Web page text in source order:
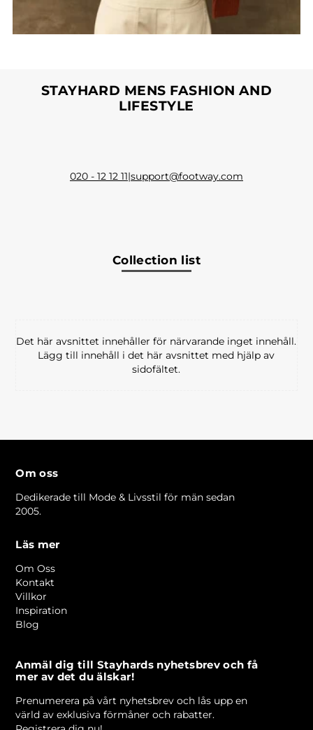
STAYHARD MENS FASHION AND
LIFESTYLE
020 - 12 12 11|support@footway.com
Collection list
Det här avsnittet innehåller för närvarande inget innehåll.
Lägg till innehåll i det här avsnittet med hjälp av
sidofältet.
Om oss
Dedikerade till Mode & Livsstil för män sedan
2005.
Läs mer
Om Oss
Kontakt
Villkor
Inspiration
Blog
Anmäl dig till Stayhards nyhetsbrev och få
mer av det du älskar!
Prenumerera på vårt nyhetsbrev och lås upp en
värld av exklusiva förmåner och rabatter.